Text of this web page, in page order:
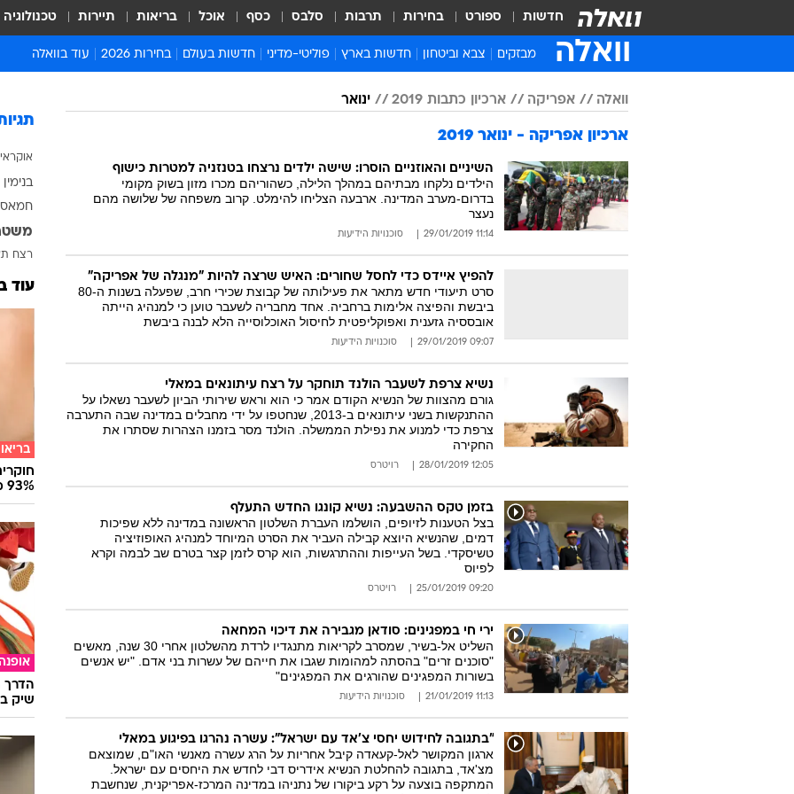
חדשות ספורט בחירות תרבות סלבס כסף אוכל בריאות תיירות טכנולוגיה
וואלה מבזקים צבא וביטחון חדשות בארץ
חדשות פלילים ומשפט
ישראלים בחו"ל
בריאות
פוליטי-מדיני
יחסי חוץ
חדשות בעולם
אירופה
אסיה והפסיפיק
אפריקה
בחירות 2026 עוד בוואלה
סרי ושלזינגר
זמני כניסת שבת
לוח חופשות וחגים
המייל האדום
וואלה אפריקה ארכיון כתבות 2019 ינואר
ארכיון אפריקה - ינואר 2019
השיניים והאוזניים הוסרו: שישה ילדים נרצחו בטנזניה למטרות כישוף
הילדים נלקחו מבתיהם במהלך הלילה, כשהוריהם מכרו מזון בשוק מקומי
בדרום-מערב המדינה. ארבעה הצליחו להימלט. קרוב משפחה של שלושה מהם
נעצר
11:14 29/01/2019 סוכנויות הידיעות
להפיץ איידס כדי לחסל שחורים: האיש שרצה להיות "מנגלה של אפריקה"
סרט תיעודי חדש מתאר את פעילותה של קבוצת שכירי חרב, שפעלה בשנות ה-80
ביבשת והפיצה אלימות ברחביה. אחד מחבריה לשעבר טוען כי למנהיג הייתה
אובססיה גזענית ואפוקליפטית לחיסול האוכלוסייה הלא לבנה ביבשת
09:07 29/01/2019 סוכנויות הידיעות
נשיא צרפת לשעבר הולנד תוחקר על רצח עיתונאים במאלי
גורם מהצוות של הנשיא הקודם אמר כי הוא וראש שירותי הביון לשעבר נשאלו על
ההתנקשות בשני עיתונאים ב-2013, שנחטפו על ידי מחבלים במדינה שבה התערבה
צרפת כדי למנוע את נפילת הממשלה. הולנד מסר בזמנו הצהרות שסתרו את
החקירה
12:05 28/01/2019 רויטרס
בזמן טקס ההשבעה: נשיא קונגו החדש התעלף
בצל הטענות לזיופים, הושלמו העברת השלטון הראשונה במדינה ללא שפיכות
דמים, שהנשיא היוצא קבילה העביר את הסרט המיוחד למנהיג האופוזיציה
טשיסקדי. בשל העייפות וההתרגשות, הוא קרס לזמן קצר בטרם שב לבמה וקרא
לפיוס
09:20 25/01/2019 רויטרס
ירי חי במפגינים: סודאן מגבירה את דיכוי המחאה
השליט אל-בשיר, שמסרב לקריאות מתנגדיו לרדת מהשלטון אחרי 30 שנה, מאשים
"סוכנים זרים" בהסתה למהומות שגבו את חייהם של עשרות בני אדם. "יש אנשים
בשורות המפגינים שהורגים את המפגינים"
11:13 21/01/2019 סוכנויות הידיעות
"בתגובה לחידוש יחסי צ'אד עם ישראל": עשרה נהרגו בפיגוע במאלי
ארגון המקושר לאל-קעאדה קיבל אחריות על הרג עשרה מאנשי האו"ם, שמוצאם
מצ'אד, בתגובה להחלטת הנשיא אידריס דבי לחדש את היחסים עם ישראל.
המתקפה בוצעה על רקע ביקורו של נתניהו במדינה המרכז-אפריקנית, שנחשבת
בנימין
חמאס
רצח
עוד
93% מנגיפי הסרטן
אופנה
הדרך
שיק